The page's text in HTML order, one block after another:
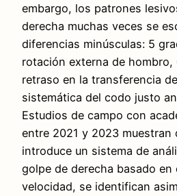
embargo, los patrones
derecha muchas veces se
diferencias minúsculas: 5
rotación externa de
retraso en la transferencia
sistemática del codo justo
Estudios de campo con
entre 2021 y 2023 muestran
introduce un sistema de
golpe de derecha basado en
velocidad, se identifican